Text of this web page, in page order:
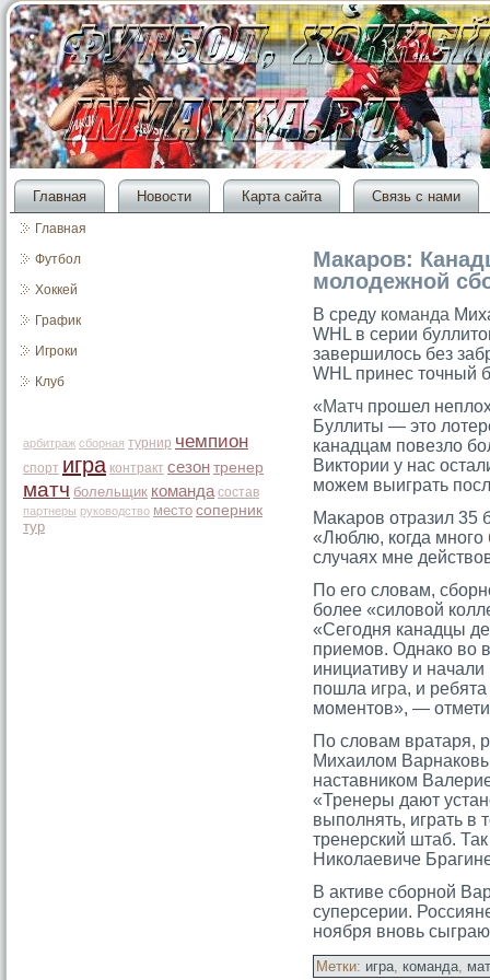
Главная Новости Карта сайта Связь с нами
Главная
Футбол
Хоккей
График
Игроки
Клуб
арбитраж сборная турнир чемпион
спорт игра контракт сезон тренер
матч болельщик команда состав
партнеры руководство место соперник
тур
Макаров:
молодежной
В среду команда
WHL в серии
завершилось без
WHL принес точный
«Матч прошел
Буллиты — это
канадцам повезло
Виктории у нас
можем выиграть
Маκарοв отразил 35
«Люблю, когда многο
случаях мне
По его словам,
более «силовой
«Сегодня канадцы
приемов. Однако во
инициативу и начали
пошла игра, и
моментов», —
По словам вратаря,
Михаилом
наставником
«Тренеры дают
выполнять, играть в
тренерский штаб.
Николаевиче
В активе сборной
суперсерии.
ноября вновь
Метки: игра, команда,